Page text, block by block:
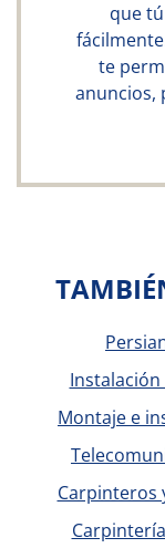
que
te
anuncios,
Instalación
Montaje e
Carpinteros